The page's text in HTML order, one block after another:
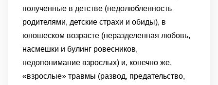
полученные в детстве (недолюбленность
родителями, детские страхи и обиды), в
юношеском возрасте (неразделенная любовь,
насмешки и булинг ровесников,
недопонимание взрослых) и, конечно же,
«взрослые» травмы (развод, предательство,